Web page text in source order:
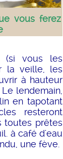
vous ferez
(si vous les
la veille, les
à hauteur
lendemain,
en tapotant
resteront
toutes prêtes
à café d'eau
une fève.